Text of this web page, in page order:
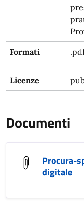
Formati .pdf
Licenze
Documenti
Procura-
digitale